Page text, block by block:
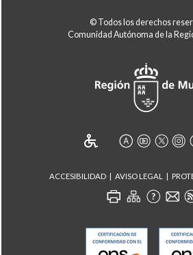
© Todos los derechos
Comunidad Autónoma de la
ACCESIBILIDAD AVISO LEGAL